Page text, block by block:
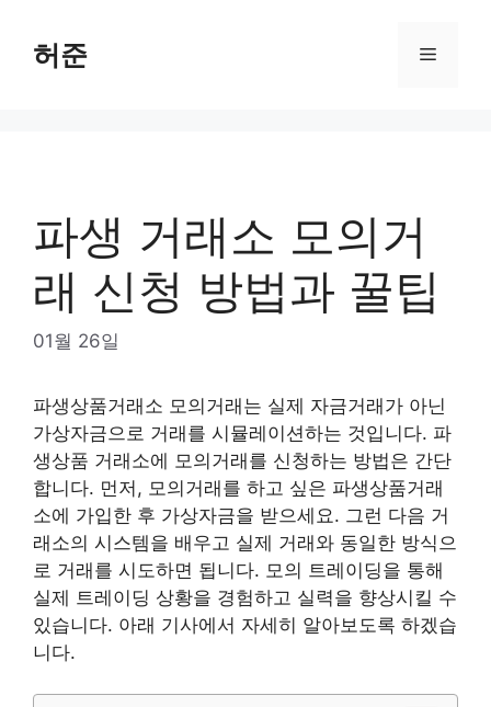
content
허준 Menu
파생 거래소 모의거
래 신청 방법과 꿀팁
01월 26일
파생상품거래소 모의거래는 실제 자금거래가 아닌
가상자금으로 거래를 시뮬레이션하는 것입니다. 파
생상품 거래소에 모의거래를 신청하는 방법은 간단
합니다. 먼저, 모의거래를 하고 싶은 파생상품거래
소에 가입한 후 가상자금을 받으세요. 그런 다음 거
래소의 시스템을 배우고 실제 거래와 동일한 방식으
로 거래를 시도하면 됩니다. 모의 트레이딩을 통해
실제 트레이딩 상황을 경험하고 실력을 향상시킬 수
있습니다. 아래 기사에서 자세히 알아보도록 하겠습
니다.